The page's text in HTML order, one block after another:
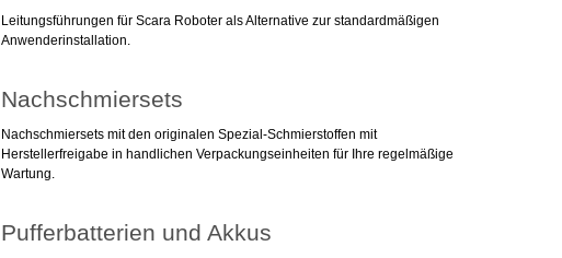
Leitungsführungen für Scara Roboter als Alternative zur standardmäßigen
Anwenderinstallation.
Nachschmiersets
Nachschmiersets mit den originalen Spezial-Schmierstoffen mit
Herstellerfreigabe in handlichen Verpackungseinheiten für Ihre regelmäßige
Wartung.
Pufferbatterien und Akkus